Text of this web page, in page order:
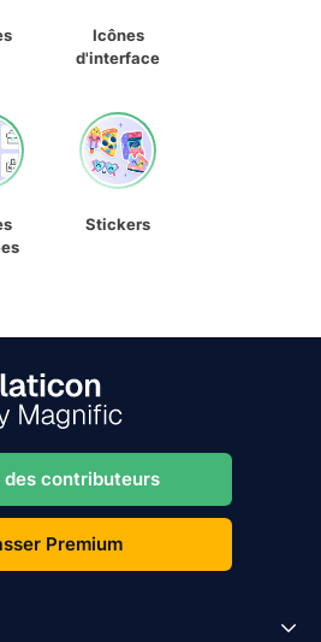
Icônes
d'interface
Stickers
des contributeurs
Premium